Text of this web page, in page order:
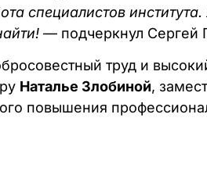
специалистов
— подчеркнул Сергей
труд и
Наталье Злобиной,
повышения